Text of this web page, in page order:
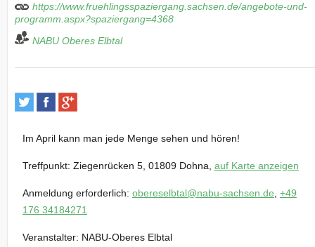
https://www.fruehlingsspaziergang.sachsen.de/angebote-und-
programm.aspx?spaziergang=4368
NABU Oberes Elbtal
Im April kann man jede Menge sehen und hören!
Treffpunkt: Ziegenrücken 5, 01809 Dohna, auf Karte anzeigen
Anmeldung erforderlich: obereselbtal@nabu-sachsen.de, +49
176 34184271
Veranstalter: NABU-Oberes Elbtal